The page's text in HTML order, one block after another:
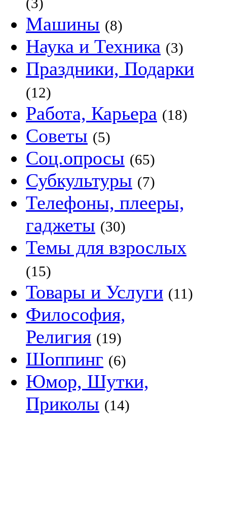
Машины (8)
Наука и Техника (3)
Праздники, Подарки
(12)
Работа, Карьера (18)
Советы (5)
Соц.опросы (65)
Субкультуры (7)
Телефоны, плееры,
гаджеты (30)
Темы для взрослых
(15)
Товары и Услуги (11)
Философия,
Религия (19)
Шоппинг (6)
Юмор, Шутки,
Приколы (14)